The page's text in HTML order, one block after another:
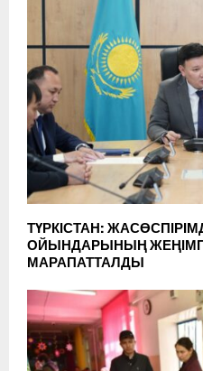
ТҮРКІСТАН:
ОЙЫНДАРЫНЫҢ
МАРАПАТТАЛДЫ